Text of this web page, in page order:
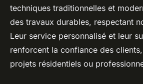
techniques traditionnelles et
des travaux durables, respectant
Leur service personnalisé et leur
renforcent la confiance des clients,
projets résidentiels ou